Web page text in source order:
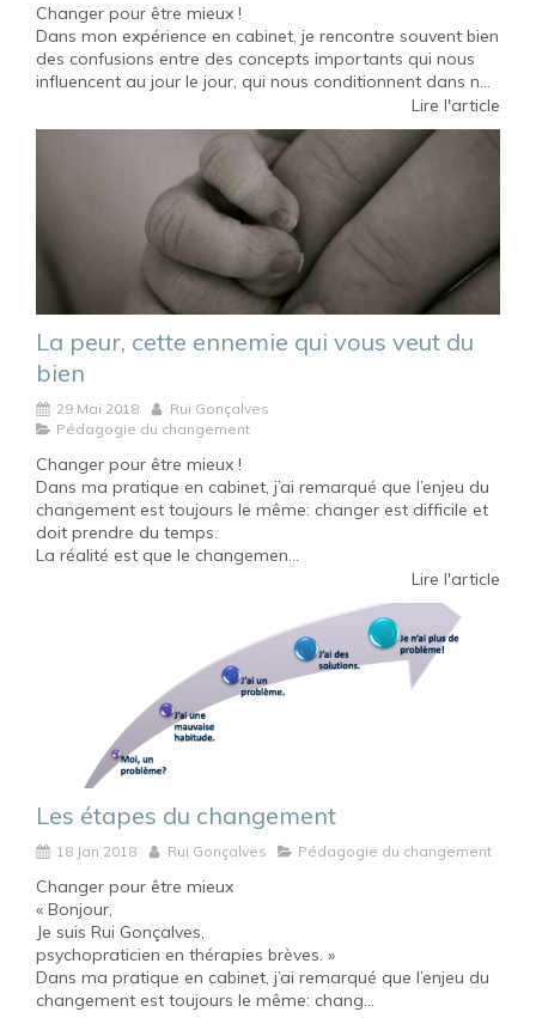
Changer pour être mieux !
Dans mon expérience en cabinet, je rencontre souvent bien
des confusions entre des concepts importants qui nous
influencent au jour le jour, qui nous conditionnent dans n...
Lire l'article
La peur, cette ennemie qui vous veut du
bien
29 Mai 2018
Rui Gonçalves
Pédagogie du changement
Changer pour être mieux !
Dans ma pratique en cabinet, j’ai remarqué que l’enjeu du
changement est toujours le même: changer est difficile et
doit prendre du temps.
La réalité est que le changemen...
Lire l'article
Les étapes du changement
18 Jan 2018 Rui Gonçalves Pédagogie du changement
Changer pour être mieux
« Bonjour,
Je suis Rui Gonçalves,
psychopraticien en thérapies brèves. »
Dans ma pratique en cabinet, j’ai remarqué que l’enjeu du
changement est toujours le même: chang...